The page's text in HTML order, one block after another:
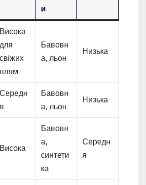
и
Висока
для
свіжих
плям
Бавовн
а, льон
Низька
Середн
я
Бавовн
а, льон
Низька
Висока
Бавовн
а,
синтети
ка
Середн
я